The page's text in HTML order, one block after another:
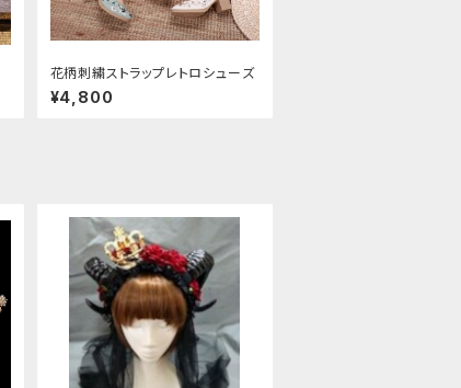
花柄刺繍ストラップレトロシューズ
¥4,800